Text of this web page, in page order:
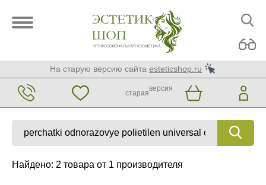
На старую версию сайта esteticshop.ru
старая
версия
Найдено: 2 товара от 1 производителя